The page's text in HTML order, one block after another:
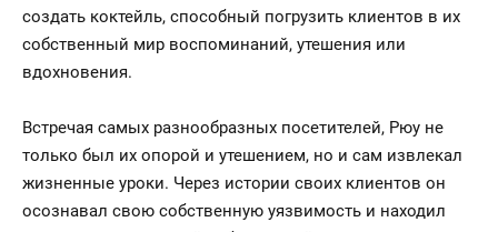
создать коктейль, способный погрузить клиентов в их
собственный мир воспоминаний, утешения или
вдохновения.
Встречая самых разнообразных посетителей, Рюу не
только был их опорой и утешением, но и сам извлекал
жизненные уроки. Через истории своих клиентов он
осознавал свою собственную уязвимость и находил